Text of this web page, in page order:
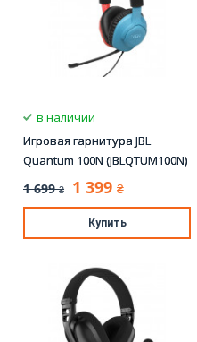
в наличии
Игровая гарнитура JBL
Quantum 100N (JBLQTUM100N)
1 699 ₴ 1 399 ₴
Купить